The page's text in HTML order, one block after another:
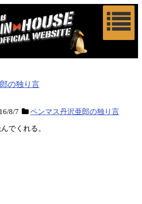
の独り言
8/7 ペンマス丹沢亜郎の独り言
でくれる。